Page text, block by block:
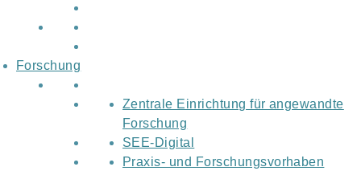
Forschung
Zentrale Einrichtung für angewandte
Forschung
SEE-Digital
Praxis- und Forschungsvorhaben